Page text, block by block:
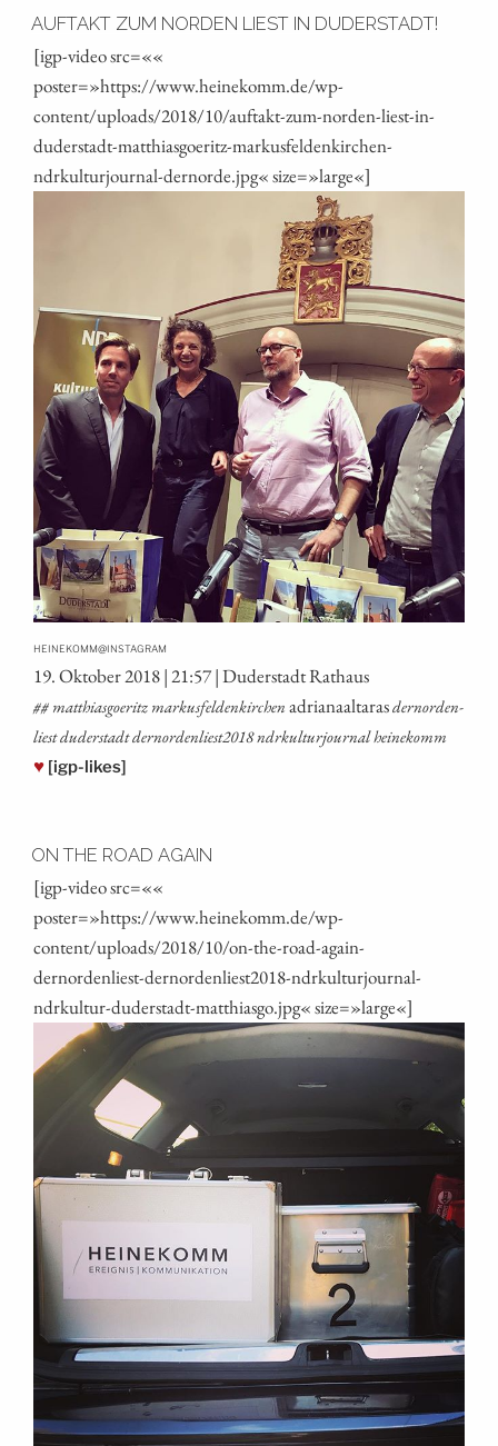
AUFTAKT ZUM NORDEN LIEST IN DUDERSTADT!
[igp-video src=««
poster=»https://www.heinekomm.de/wp-
content/uploads/2018/10/auftakt-zum-norden-liest-in-
duderstadt-matthiasgoeritz-markusfeldenkirchen-
ndrkulturjournal-dernorde.jpg« size=»large«]
HEINEKOMM@INSTAGRAM
19. Okto­ber 2018 | 21:57 | Duder­stadt Rathaus
## mat­thi­as­goe­ritz mar­kus­fel­den­kir­chen adria­naal­ta­rasdern­or­den­
liest duder­stadt dernordenliest2018 ndrkul­tur­jour­nal heinekomm
♥ [igp-likes]
ON THE ROAD AGAIN
[igp-video src=««
poster=»https://www.heinekomm.de/wp-
content/uploads/2018/10/on-the-road-again-
dernordenliest-dernordenliest2018-ndrkulturjournal-
ndrkultur-duderstadt-matthiasgo.jpg« size=»large«]